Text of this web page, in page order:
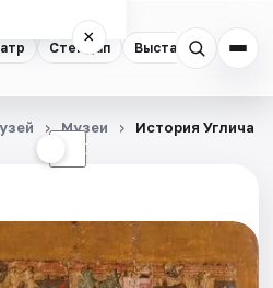
Стендап Выставки
×
☾
Музеи История Углича